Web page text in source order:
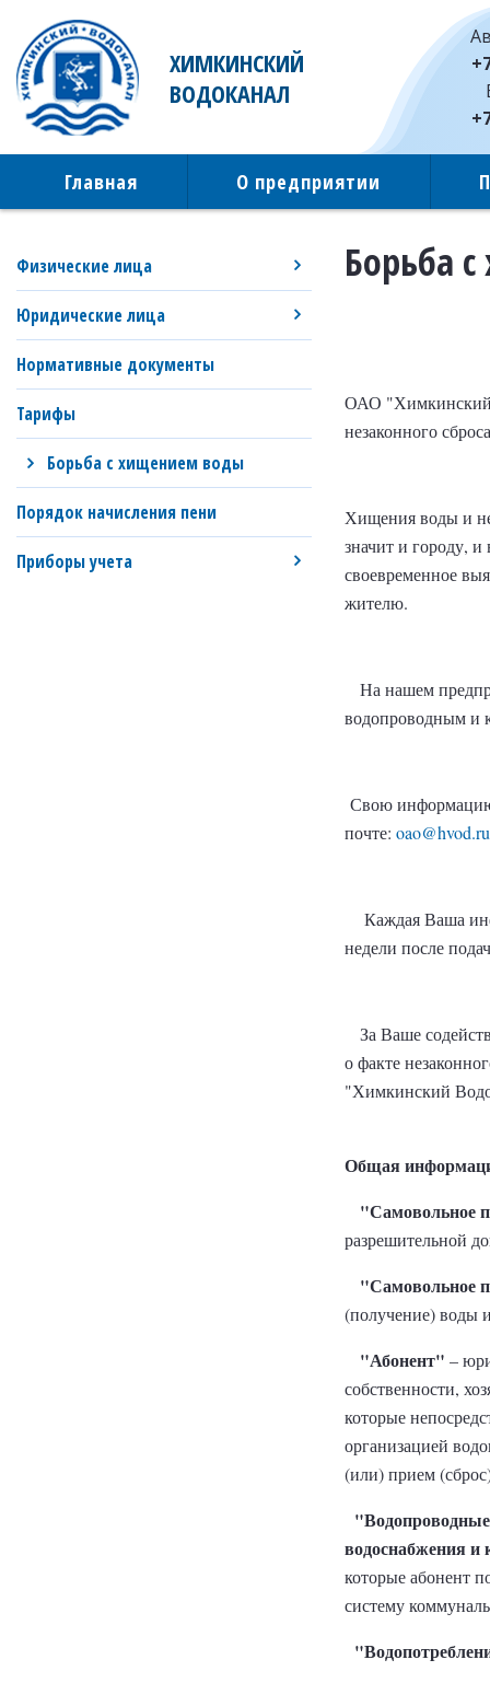
ХИМКИНСКИЙ
ВОДОКАНАЛ
Главная О предприятии
Физические лица
Юридические лица
Нормативные документы
Тарифы
Борьба с хищением воды
Порядок начисления пени
Приборы учета
Борьба
ОАО "Химкинский
незаконного
Хищения воды и
значит и городу,
своевременное
жителю.
На нашем
водопроводным и
Свою информацию
почте: oao@hvod.ru
Каждая Ваша
недели после
За Ваше
о факте
"Химкинский
Общая
"Самовольное
разрешительной
"Самовольное
(получение) воды
"Абонент" –
собственности,
которые
организацией
(или) прием
водоснабжения
которые абонент
систему